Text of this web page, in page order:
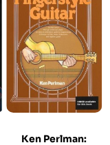
Ken Perlman: